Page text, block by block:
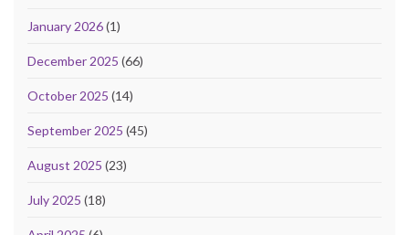
January 2026(1)
December 2025 (66)
October 2025 (14)
September 2025 (45)
August 2025 (23)
July 2025 (18)